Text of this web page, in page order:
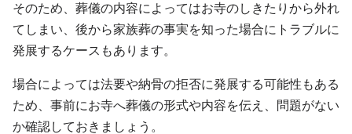
そのため、葬儀の内容によってはお寺のしきたりから外れ
てしまい、後から家族葬の事実を知った場合にトラブルに
発展するケースもあります。
場合によっては法要や納骨の拒否に発展する可能性もある
ため、事前にお寺へ葬儀の形式や内容を伝え、問題がない
か確認しておきましょう。